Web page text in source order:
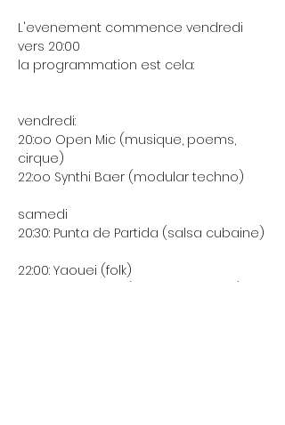
L'evenement commence vendredi
vers 20:00
la programmation est cela:
vendredi:
20:oo Open Mic (musique, poems,
cirque)
22:oo Synthi Baer (modular techno)
samedi
20:30: Punta de Partida (salsa cubaine)
22:00: Yaouei (folk)